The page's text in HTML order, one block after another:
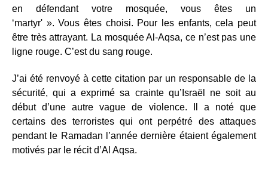
en défendant votre mosquée, vous êtes un
‘martyr' ». Vous êtes choisi. Pour les enfants, cela peut
être très attrayant. La mosquée Al-Aqsa, ce n’est pas une
ligne rouge. C’est du sang rouge.
J’ai été renvoyé à cette citation par un responsable de la
sécurité, qui a exprimé sa crainte qu’Israël ne soit au
début d’une autre vague de violence. Il a noté que
certains des terroristes qui ont perpétré des attaques
pendant le Ramadan l’année dernière étaient également
motivés par le récit d’Al Aqsa.